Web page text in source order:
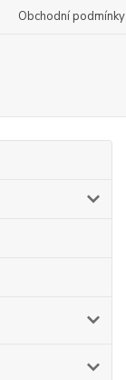
Obchodní podmínky